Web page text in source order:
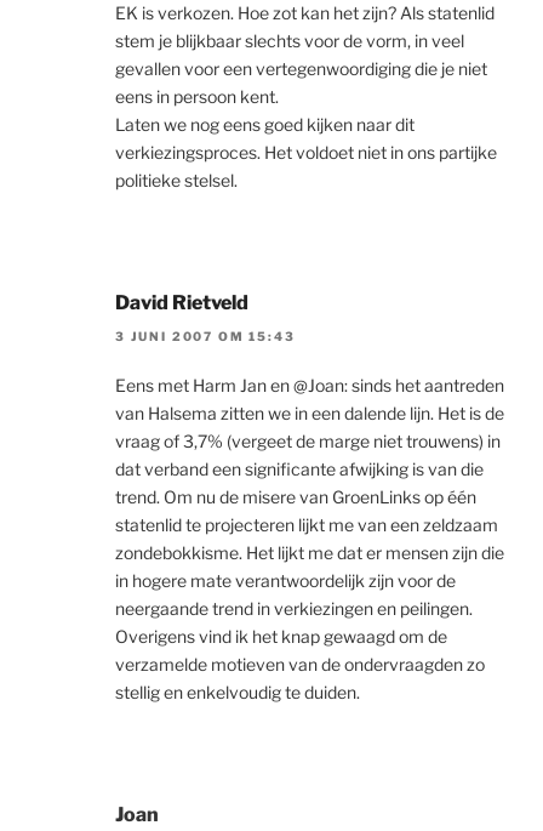
EK is verkozen. Hoe zot kan het zijn? Als statenlid
stem je blijkbaar slechts voor de vorm, in veel
gevallen voor een vertegenwoordiging die je niet
eens in persoon kent.
Laten we nog eens goed kijken naar dit
verkiezingsproces. Het voldoet niet in ons partijke
politieke stelsel.
David Rietveld
3 JUNI 2007 OM 15:43
Eens met Harm Jan en @Joan: sinds het aantreden
van Halsema zitten we in een dalende lijn. Het is de
vraag of 3,7% (vergeet de marge niet trouwens) in
dat verband een significante afwijking is van die
trend. Om nu de misere van GroenLinks op één
statenlid te projecteren lijkt me van een zeldzaam
zondebokkisme. Het lijkt me dat er mensen zijn die
in hogere mate verantwoordelijk zijn voor de
neergaande trend in verkiezingen en peilingen.
Overigens vind ik het knap gewaagd om de
verzamelde motieven van de ondervraagden zo
stellig en enkelvoudig te duiden.
Joan